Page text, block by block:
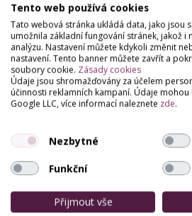
Hyková Iveta -
Liberecká 19 ,
Kosmetické a kadeřnické
Kosmetika-Iren
U Kostela 5, Jablonec
Ošetření pleti obličeje,
Přístrojové ošetření 3v1,
Kosmetické studio
Pražská 18, Jablonec
Tento web používá cookies
Tato webová stránka ukládá data, jako jsou
umožnila základní fungování stránek, jakož i
analýzu. Nastavení můžete kdykoli změnit
nastavení. Tento banner můžete zavřít a
soubory cookie. Zásady cookies
Údaje jsou shromažďovány za účelem
účinnosti reklamních kampaní. Údaje
Google LLC, více informací naleznete zde.
Nezbytné
Funkční
Přijmout vše